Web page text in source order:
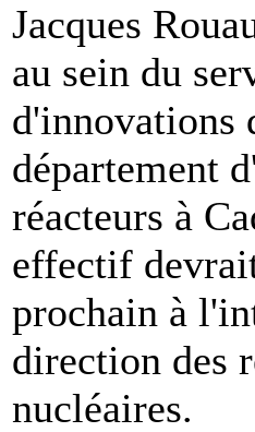
Jacques
au sein du
d'innovations
département
réacteurs à
effectif
prochain à
direction des
nucléaires.